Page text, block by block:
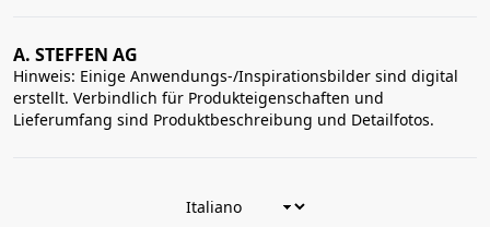
A. STEFFEN AG
Hinweis: Einige Anwendungs-/Inspirationsbilder sind digital
erstellt. Verbindlich für Produkteigenschaften und
Lieferumfang sind Produktbeschreibung und Detailfotos.